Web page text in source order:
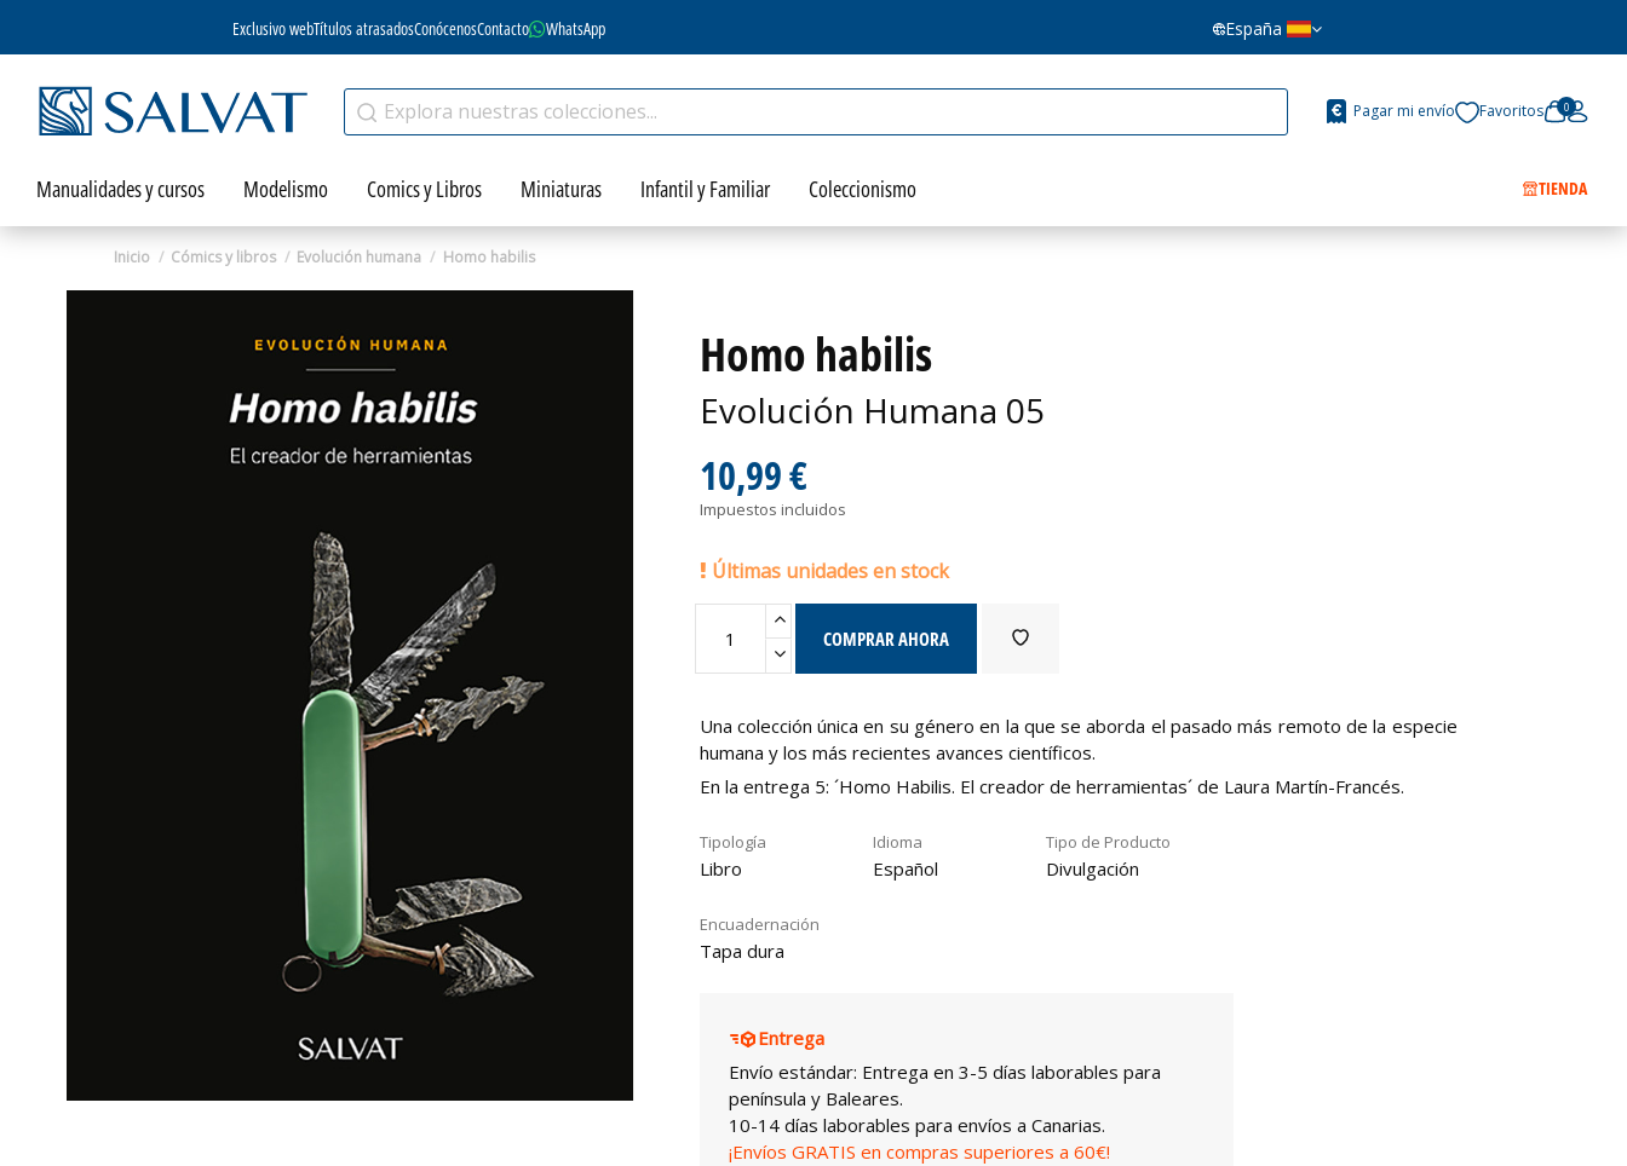
Exclusivo webTítulos atrasadosConócenosContacto WhatsApp España
Pagar mi envío Favoritos 0
Manualidades y cursos Modelismo Comics y Libros Miniaturas Infantil y Familiar Coleccionismo TIENDA
Inicio Cómics y libros Evolución humana Homo habilis
Homo habilis
Evolución Humana 05
10,99 €
Impuestos incluidos
Últimas unidades en stock
COMPRAR AHORA
Una colección única en su género en la que se aborda el pasado más remoto de la especie
humana y los más recientes avances científicos.
En la entrega 5: ´Homo Habilis. El creador de herramientas´ de Laura Martín-Francés.
Tipología
Libro
Idioma
Español
Tipo de Producto
Divulgación
Encuadernación
Tapa dura
Entrega
Envío estándar: Entrega en 3-5 días laborables para
península y Baleares.
10-14 días laborables para envíos a Canarias.
¡Envíos GRATIS en compras superiores a 60€!